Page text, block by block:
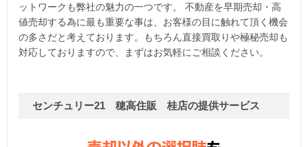
ットワークも弊社の魅力の一つです。 不動産を早期売却・高
値売却する為に最も重要な事は、お客様の目に触れて頂く機会
の多さだと考えております。もちろん直接買取りや極秘売却も
対応しておりますので、まずはお気軽にご相談ください。
センチュリー21 穂高住販 桂店の提供サービス